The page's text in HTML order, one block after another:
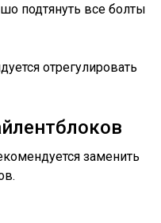
подтянуть все болты
отрегулировать
заменить